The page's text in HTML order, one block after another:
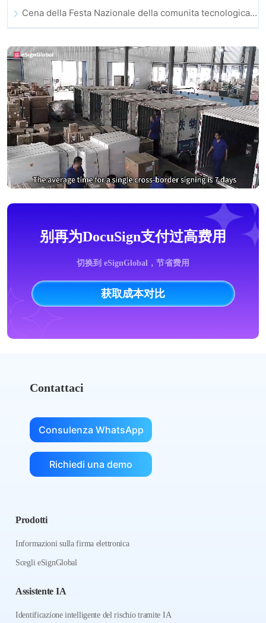
Cena della Festa Nazionale della comunita tecnologica e dell’innovazione di Hong Kong
别再为DocuSign支付过高费用
切换到 eSignGlobal，节省费用
获取成本对比
Contattaci
Consulenza WhatsApp
Richiedi una demo
Prodotti
Informazioni sulla firma elettronica
Scegli eSignGlobal
Assistente IA
Identificazione intelligente del rischio tramite IA